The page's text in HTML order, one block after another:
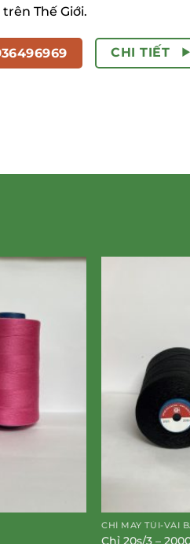
Thế Giới.
CHI TIẾT
CHỈ MAY TÚI-VẢI
Chỉ 20s/3 –